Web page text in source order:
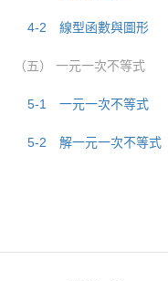
4-2 線型函數與圖形
（五） 一元一次不等式
5-1 一元一次不等式
5-2 解一元一次不等式